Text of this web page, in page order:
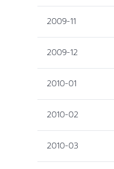
2009-11
2009-12
2010-01
2010-02
2010-03